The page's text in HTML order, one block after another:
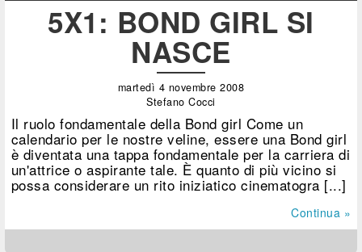
5X1: BOND GIRL SI
NASCE
martedì 4 novembre 2008
Stefano Cocci
Il ruolo fondamentale della Bond girl Come un
calendario per le nostre veline, essere una Bond girl
è diventata una tappa fondamentale per la carriera di
un'attrice o aspirante tale. È quanto di più vicino si
possa considerare un rito iniziatico cinematogra [...]
Continua »